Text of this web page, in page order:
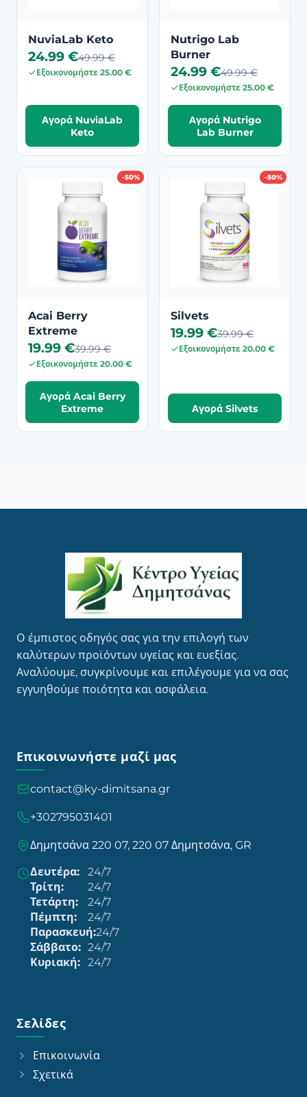
NuviaLab Keto
24.99 €49.99 €
Εξοικονομήστε 25.00 €
Αγορά NuviaLab
Keto
Nutrigo Lab
Burner
24.99 €49.99 €
Εξοικονομήστε 25.00 €
Αγορά Nutrigo
Lab Burner
-50%
Acai Berry
Extreme
19.99 €39.99 €
Εξοικονομήστε 20.00 €
Αγορά Acai Berry
Extreme
-50%
Silvets
19.99 €39.99 €
Εξοικονομήστε 20.00 €
Αγορά Silvets
Ο έμπιστος οδηγός σας για την επιλογή των
καλύτερων προϊόντων υγείας και ευεξίας.
Αναλύουμε, συγκρίνουμε και επιλέγουμε για να σας
εγγυηθούμε ποιότητα και ασφάλεια.
Επικοινωνήστε μαζί μας
contact@ky-dimitsana.gr
+302795031401
Δημητσάνα 220 07, 220 07 Δημητσάνα, GR
Δευτέρα:
24/7
Τρίτη:
24/7
Τετάρτη:
24/7
Πέμπτη:
24/7
Παρασκευή:24/7
Σάββατο: 24/7
Κυριακή: 24/7
Σελίδες
Επικοινωνία
Σχετικά